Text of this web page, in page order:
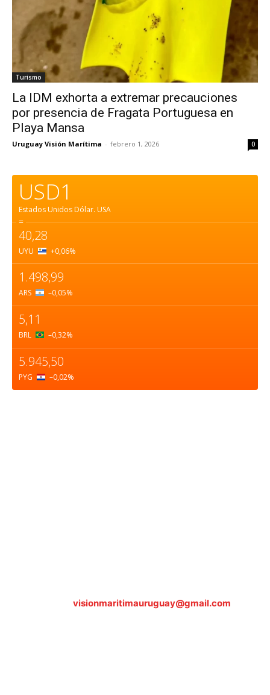
Turismo
La IDM exhorta a extremar precauciones
por presencia de Fragata Portuguesa en
Playa Mansa
Uruguay Visión Marítima - febrero 1, 2026 0
USD1
Estados Unidos Dólar. USA
=
40,28
UYU +0,06%
1.498,99
ARS –0,05%
5,11
BRL –0,32%
5.945,50
PYG –0,02%
visionmaritimauruguay@gmail.com